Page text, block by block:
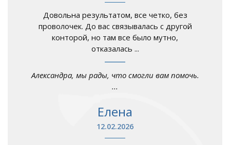
Довольна результатом, все четко, без
проволочек. До вас связывалась с другой
конторой, но там все было мутно,
отказалась ...
Александра, мы рады, что смогли вам помочь.
...
Елена
12.02.2026